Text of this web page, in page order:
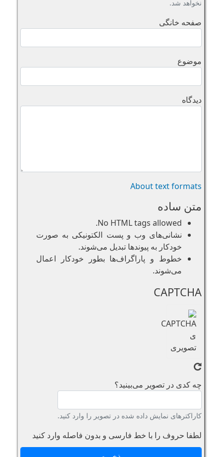
نخواهد شد.
صفحه خانگی
موضوع
دیدگاه
About text formats
متن ساده
No HTML tags allowed.
نشانی‌های وب و پست الکتونیکی به صورت
خودکار به پیوند‌ها تبدیل می‌شوند.
خطوط و پاراگراف‌ها بطور خودکار اعمال
می‌شوند.
CAPTCHA
چه کدی در تصویر می‌بینید؟
کاراکترهای نمایش داده شده در تصویر را وارد کنید.
لطفا حروف را با خط فارسی و بدون فاصله وارد کنید